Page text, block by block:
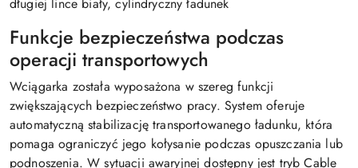
Funkcje bezpieczeństwa podczas
operacji transportowych
Wciągarka została wyposażona w szereg funkcji
zwiększających bezpieczeństwo pracy. System oferuje
automatyczną stabilizację transportowanego ładunku, która
pomaga ograniczyć jego kołysanie podczas opuszczania lub
podnoszenia. W sytuacji awaryjnej dostępny jest tryb Cable